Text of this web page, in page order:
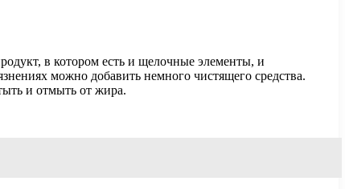
в котором есть и щелочные элементы, и
можно добавить немного чистящего средства.
и отмыть от жира.